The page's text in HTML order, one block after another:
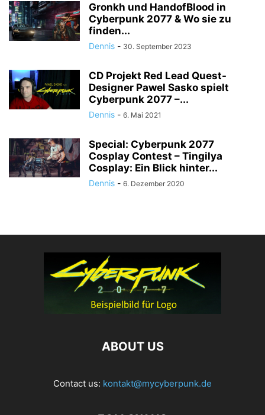
Gronkh und HandofBlood in
Cyberpunk 2077 & Wo sie zu
finden...
Dennis - 30. September 2023
CD Projekt Red Lead Quest-
Designer Pawel Sasko spielt
Cyberpunk 2077 –...
Dennis - 6. Mai 2021
Special: Cyberpunk 2077
Cosplay Contest – Tingilya
Cosplay: Ein Blick hinter...
Dennis - 6. Dezember 2020
ABOUT US
Contact us: kontakt@mycyberpunk.de